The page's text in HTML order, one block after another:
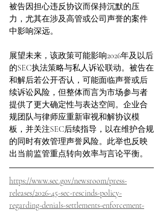
被告因担心违反协议而保持沉默的压
力，尤其在涉及高管或公司声誉的案件
中影响深远。
展望未来，该政策可能影响2026年及以后
的SEC执法策略与私人诉讼联动。被告在
和解后若公开否认，可能面临声誉或后
续诉讼风险，但整体而言为市场参与者
提供了更大确定性与表达空间。企业合
规团队与律师应重新审视和解协议模
板，并关注SEC后续指导，以在维护合规
的同时有效管理声誉风险。此举也反映
出当前监管重点转向效率与言论平衡。
https://www.sec.gov/newsroom/press-
releases/2026-45-sec-rescinds-policy-
regarding-denials-settlements-enforcement-